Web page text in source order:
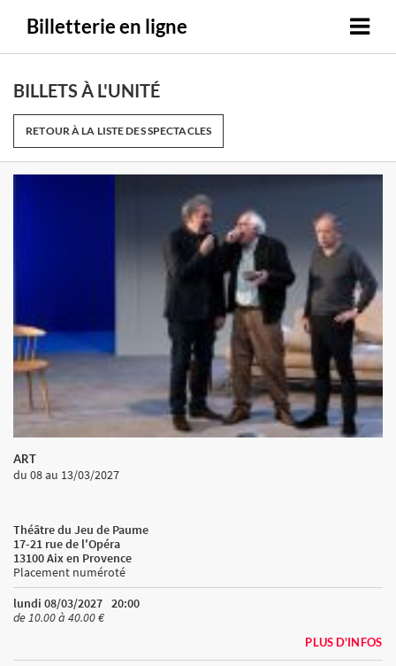
Billetterie en ligne
BILLETS À L'UNITÉ
RETOUR À LA LISTE DES SPECTACLES
ART
du 08au 13/03/2027
Théâtre du Jeu de Paume
17-21 rue de l'Opéra
13100 Aix en Provence
Placement numéroté
lundi 08/03/2027 20:00
de 10.00 à 40.00 €
PLUS D'INFOS